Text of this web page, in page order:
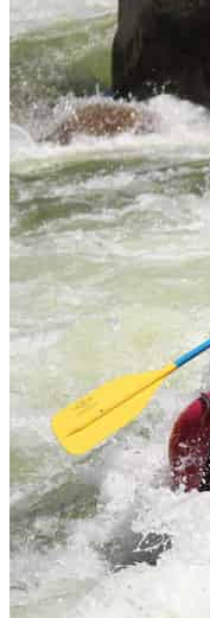
Sonnenuntergang
mit
Beleuchtung